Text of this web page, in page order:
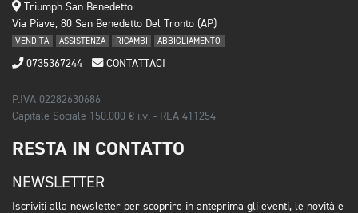
Triumph San Benedetto
Via Piave, 80 San Benedetto Del Tronto (AP)
VENDITA ASSISTENZA RICAMBI ABBIGLIAMENTO
0735367244 CONTATTACI
P.IVA 02282630686
Capitale Sociale 150.000 € i.v. - REA 411254
RESTA IN CONTATTO
NEWSLETTER
Iscriviti alla newsletter per scoprire in anteprima gli eventi, le novità e